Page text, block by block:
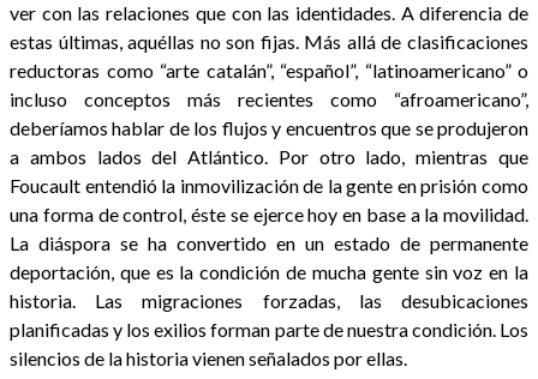
ver con las relaciones que con las identidades. A diferencia de
estas últimas, aquéllas no son fijas. Más allá de clasificaciones
reductoras como “arte catalán”, “español”, “latinoamericano” o
incluso conceptos más recientes como “afroamericano”,
deberíamos hablar de los flujos y encuentros que se produjeron
a ambos lados del Atlántico. Por otro lado, mientras que
Foucault entendió la inmovilización de la gente en prisión como
una forma de control, éste se ejerce hoy en base a la movilidad.
La diáspora se ha convertido en un estado de permanente
deportación, que es la condición de mucha gente sin voz en la
historia. Las migraciones forzadas, las desubicaciones
planificadas y los exilios forman parte de nuestra condición. Los
silencios de la historia vienen señalados por ellas.